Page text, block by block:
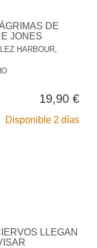
DE
JONES
HARBOUR,
19,90 €
Disponible 2 días
LLEGAN